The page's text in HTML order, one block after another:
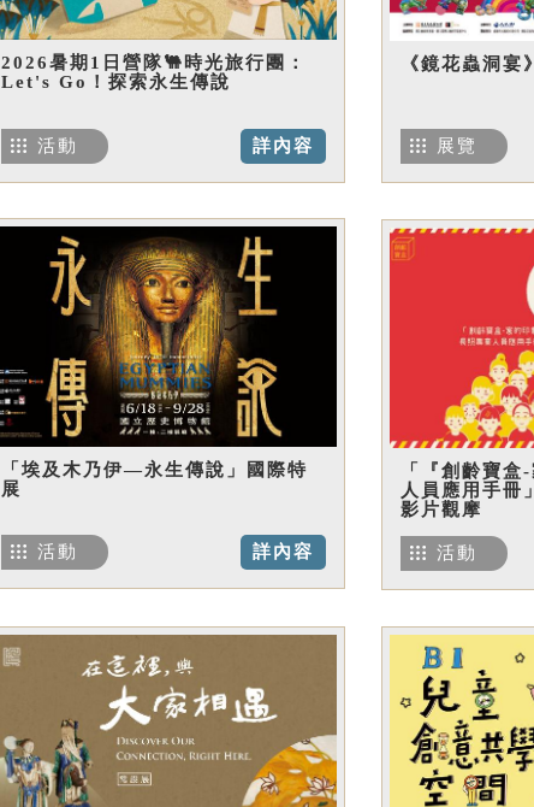
2026暑期1日營隊🐫時光旅行團：
Let's Go！探索永生傳說
詳內容
活動
《鏡花蟲洞宴
展覽
「埃及木乃伊—永生傳說」國際特
展
詳內容
活動
「『創齡寶
人員應用手冊
影片觀摩
活動